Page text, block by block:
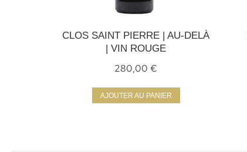
CLOS SAINT PIERRE | AU-DELÀ
| VIN ROUGE
280,00€
AJOUTER AU PANIER